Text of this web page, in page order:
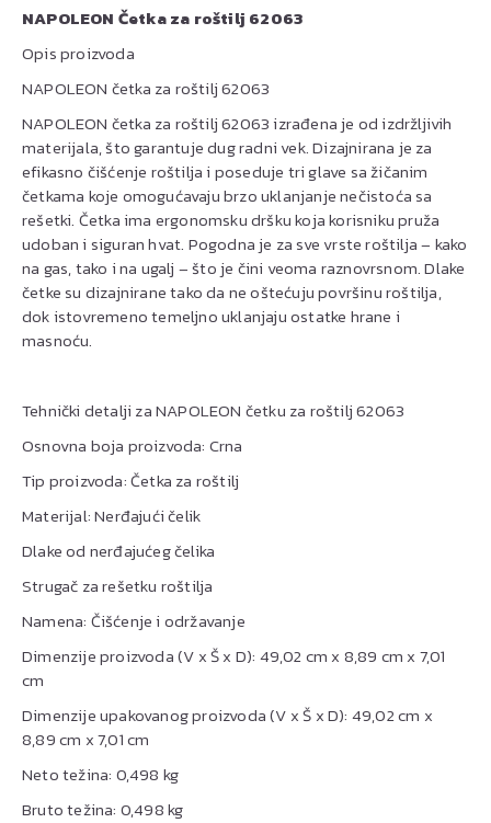
NAPOLEON Četka za roštilj 62063
Opis proizvoda
NAPOLEON četka za roštilj 62063
NAPOLEON četka za roštilj 62063 izrađena je od izdržljivih
materijala, što garantuje dug radni vek. Dizajnirana je za
efikasno čišćenje roštilja i poseduje tri glave sa žičanim
četkama koje omogućavaju brzo uklanjanje nečistoća sa
rešetki. Četka ima ergonomsku dršku koja korisniku pruža
udoban i siguran hvat. Pogodna je za sve vrste roštilja – kako
na gas, tako i na ugalj – što je čini veoma raznovrsnom. Dlake
četke su dizajnirane tako da ne oštećuju površinu roštilja,
dok istovremeno temeljno uklanjaju ostatke hrane i
masnoću.
Tehnički detalji za NAPOLEON četku za roštilj 62063
Osnovna boja proizvoda: Crna
Tip proizvoda: Četka za roštilj
Materijal: Nerđajući čelik
Dlake od nerđajućeg čelika
Strugač za rešetku roštilja
Namena: Čišćenje i održavanje
Dimenzije proizvoda (V x Š x D): 49,02 cm x 8,89 cm x 7,01
cm
Dimenzije upakovanog proizvoda (V x Š x D): 49,02 cm x
8,89 cm x 7,01 cm
Neto težina: 0,498 kg
Bruto težina: 0,498 kg